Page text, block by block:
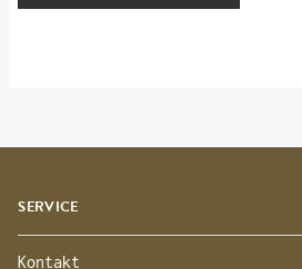
SERVICE
Kontakt